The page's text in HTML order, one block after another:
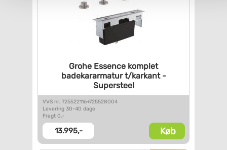
Grohe Essence komplet
badekararmatur t/karkant -
Supersteel
VVS nr. 725522116+725528004
Levering 30-40 dage
Fragt 0,-
13.995,- Køb